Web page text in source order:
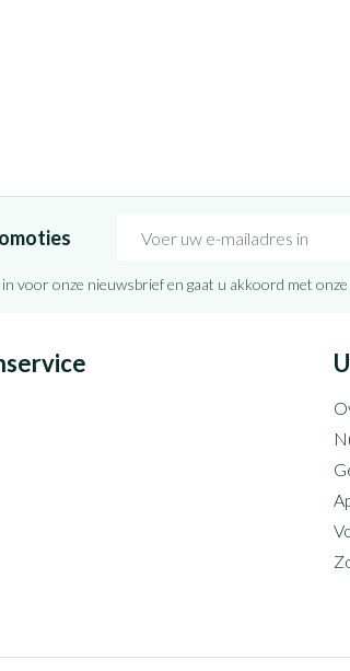
voor onze nieuwsbrief en gaat u akkoord met onze